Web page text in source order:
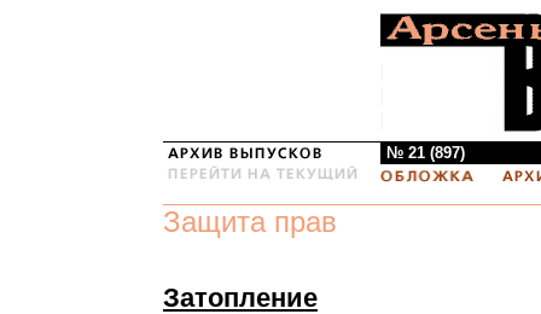
№ 21 (897)
Защита прав
Затопление